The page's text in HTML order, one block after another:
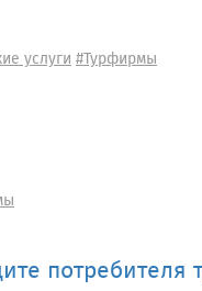
услуги#Турфирмы
потребителя